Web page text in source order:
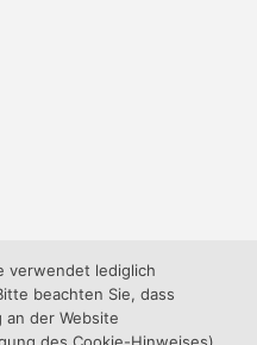
verwendet lediglich
beachten Sie, dass
der Website